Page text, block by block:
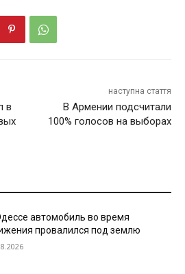
в
наступна стаття
В Армении подсчитали
100% голосов на выборах
автомобиль во время
провалился под землю